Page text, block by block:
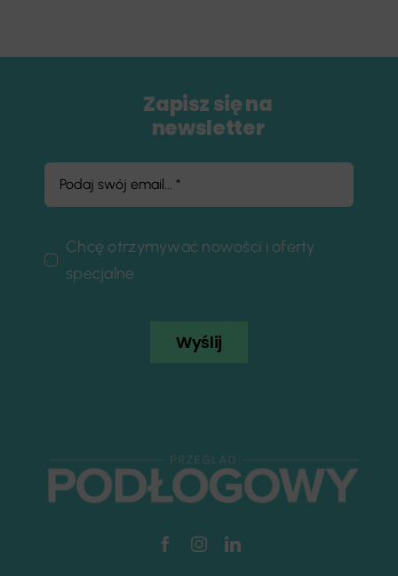
Zapisz się na
newsletter
Chcę otrzymywać nowości i oferty
specjalne
Wyślij